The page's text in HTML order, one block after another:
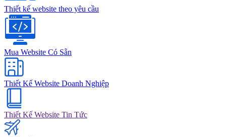
Thiết kế website theo yêu cầu
Mua Website Có Sẵn
Thiết Kế Website Doanh Nghiệp
Thiết Kế Website Tin Tức